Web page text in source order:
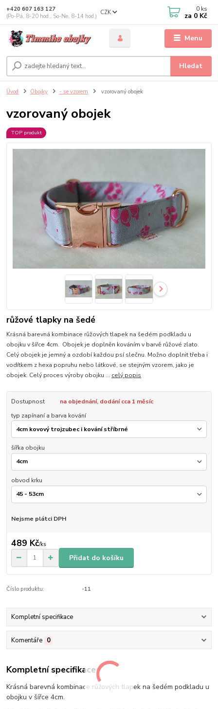
Menu
CZK
Hledat
+420 607 163 127
(Po-Pá, 8-20 hod., So-Ne, 8-14 hod.)
0 ks
za 0 Kč
Úvod Obojky - se vzorem vzorovaný obojek
vzorovaný obojek
TOP produkt
růžové tlapky na šedé
Krásná barevná kombinace růžových tlapek na šedém podkladu u
obojku v šířce 4cm. Obojek je doplněn kováním v barvě růžové zlato.
Celý obojek je jemný a ozdobí každou psí slečnu. Možno doplnit třeba i
vodítkem z hexa popruhu nebo látkové, se stejným vzorem, jako je
obojek. Celý proces výroby obojku ... celý popis
Dostupnost
na objednání, dodání cca 1 měsíc
typ zapínaní a barva kování
šířka obojku
obvod krku
Nejsme plátci DPH
489 Kč/ks
Přidat do košíku
Číslo produktu: -11
Kompletní specifikace
Komentáře 0
Kompletní specifikace
Krásná barevná kombinace růžových tlapek na šedém podkladu u
obojku v šířce 4cm.